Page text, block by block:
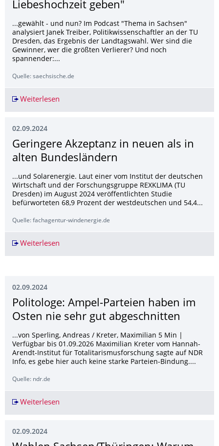
Liebeshochzeit geben"
...gewählt - und nun? Im Podcast "Thema in Sachsen"
analysiert Janek Treiber, Politikwissenschaftler an der TU
Dresden, das Ergebnis der Landtagswahl. Wer sind die
Gewinner, wer die größten Verlierer? Und noch
spannender:...
Quelle: saechsische.de
Weiterlesen
02.09.2024
Geringere Akzeptanz in neuen als in
alten Bundesländern
...und Solarenergie. Laut einer vom Institut der deutschen
Wirtschaft und der Forschungsgruppe REXKLIMA (TU
Dresden) im August 2024 veröffentlichten Studie
befürworteten 68,9 Prozent der westdeutschen und 54,4...
Quelle: fachagentur-windenergie.de
Weiterlesen
02.09.2024
Politologe: Ampel-Parteien haben im
Osten nie sehr gut abgeschnitten
...von Sperling, Andreas / Kreter, Maximilian 5 Min |
Verfügbar bis 01.09.2026 Maximilian Kreter vom Hannah-
Arendt-Institut für Totalitarismusforschung sagte auf NDR
Info, es gebe hier auch keine starke Parteien-Bindung....
Quelle: ndr.de
Weiterlesen
02.09.2024